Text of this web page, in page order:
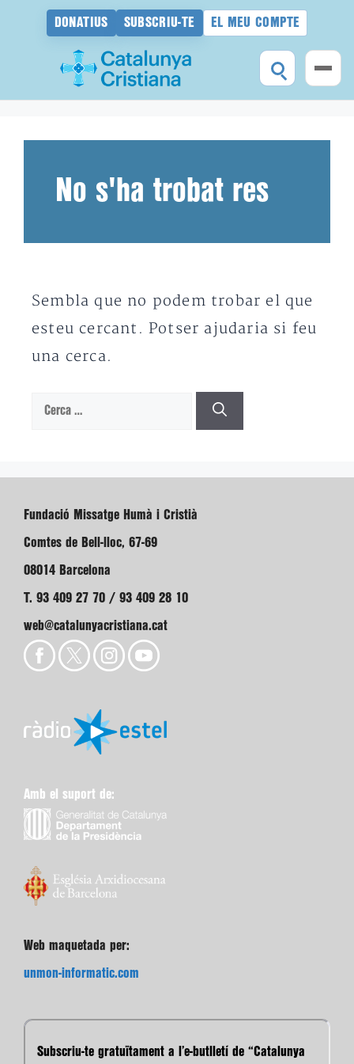
DONATIUS SUBSCRIU-TE EL MEU COMPTE
No s'ha trobat res
Sembla que no podem trobar el que
esteu cercant. Potser ajudaria si feu
una cerca.
Cerca:
Fundació Missatge Humà i Cristià
Comtes de Bell-lloc, 67-69
08014 Barcelona
T. 93 409 27 70 / 93 409 28 10
web@catalunyacristiana.cat
Amb el suport de:
Web maquetada per:
unmon-informatic.com
Subscriu-te gratuïtament a l’e-butlletí de “Catalunya